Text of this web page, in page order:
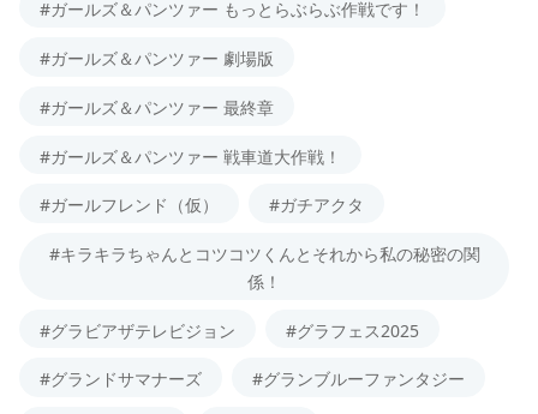
#ガールズ＆パンツァー もっとらぶらぶ作戦です！
#ガールズ＆パンツァー 劇場版
#ガールズ＆パンツァー 最終章
#ガールズ＆パンツァー 戦車道大作戦！
#ガールフレンド（仮） #ガチアクタ
#キラキラちゃんとコツコツくんとそれから私の秘密の関
係！
#グラビアザテレビジョン #グラフェス2025
#グランドサマナーズ #グランブルーファンタジー